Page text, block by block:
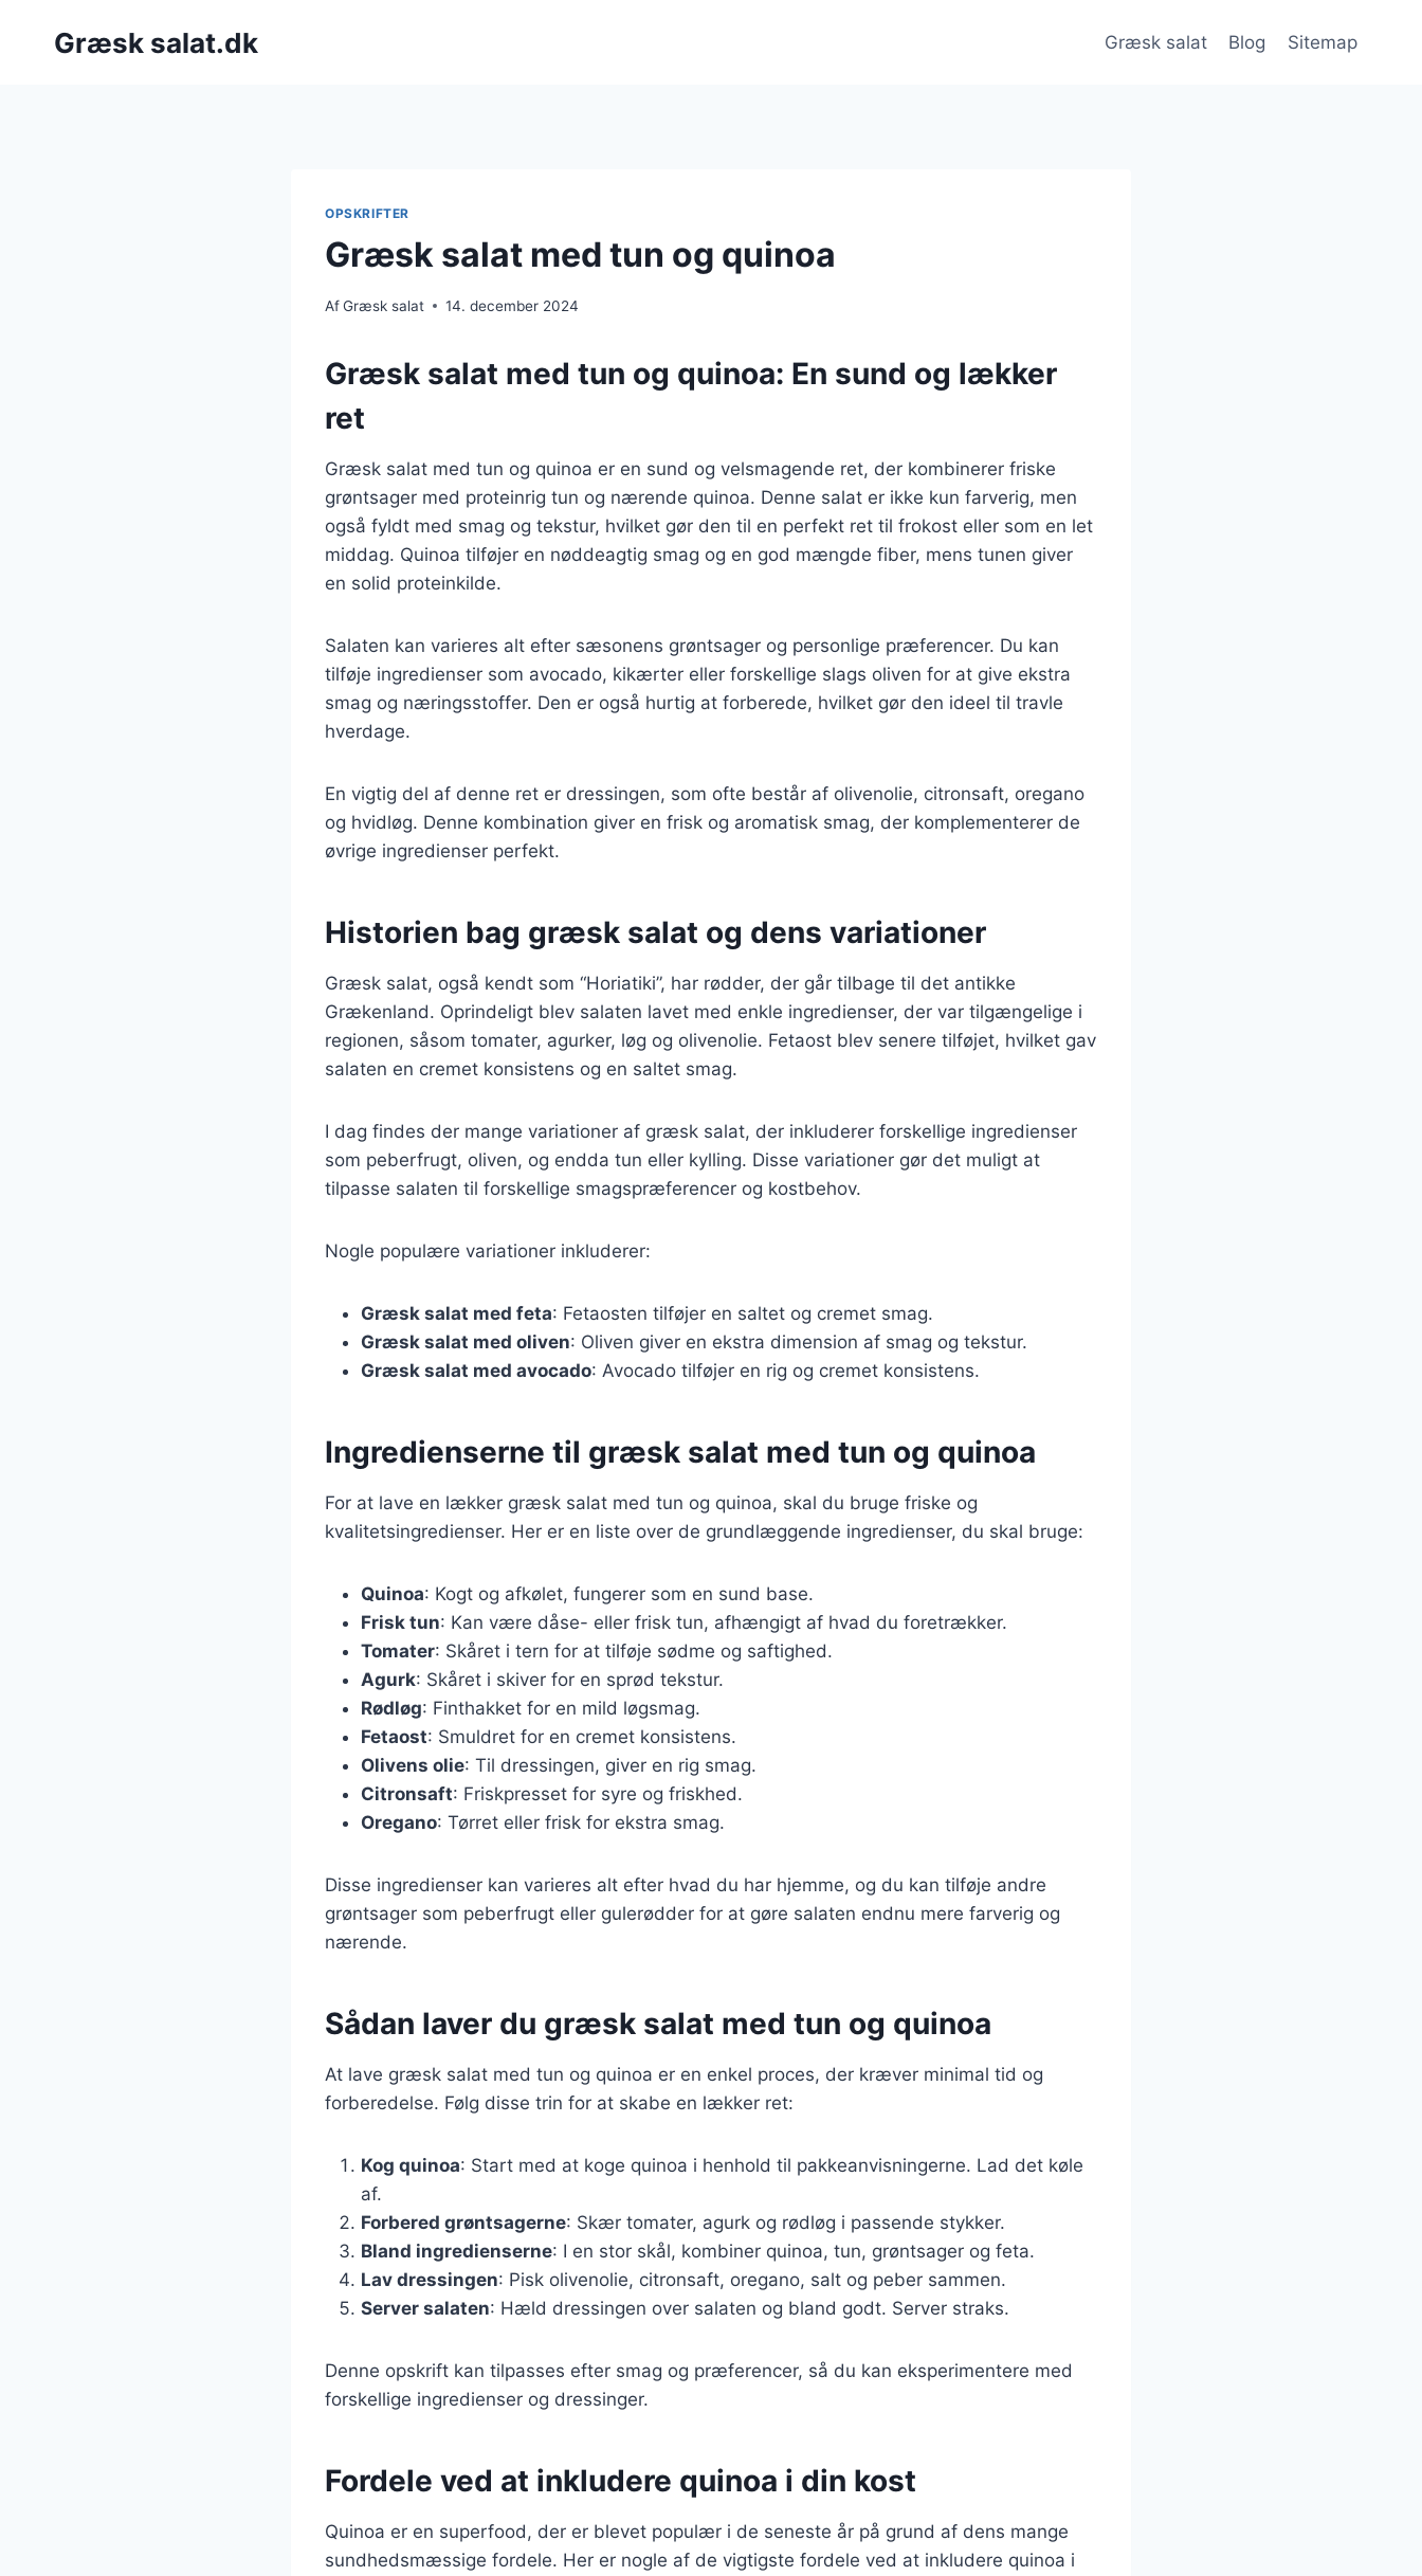
Græsk salat.dk Græsk salat Blog Sitemap
OPSKRIFTER
Græsk salat med tun og quinoa
AfGræsk salat 14. december 2024
Græsk salat med tun og quinoa: En sund og lækker
ret
Græsk salat med tun og quinoa er en sund og velsmagende ret, der kombinerer friske
grøntsager med proteinrig tun og nærende quinoa. Denne salat er ikke kun farverig, men
også fyldt med smag og tekstur, hvilket gør den til en perfekt ret til frokost eller som en let
middag. Quinoa tilføjer en nøddeagtig smag og en god mængde fiber, mens tunen giver
en solid proteinkilde.
Salaten kan varieres alt efter sæsonens grøntsager og personlige præferencer. Du kan
tilføje ingredienser som avocado, kikærter eller forskellige slags oliven for at give ekstra
smag og næringsstoffer. Den er også hurtig at forberede, hvilket gør den ideel til travle
hverdage.
En vigtig del af denne ret er dressingen, som ofte består af olivenolie, citronsaft, oregano
og hvidløg. Denne kombination giver en frisk og aromatisk smag, der komplementerer de
øvrige ingredienser perfekt.
Historien bag græsk salat og dens variationer
Græsk salat, også kendt som “Horiatiki”, har rødder, der går tilbage til det antikke
Grækenland. Oprindeligt blev salaten lavet med enkle ingredienser, der var tilgængelige i
regionen, såsom tomater, agurker, løg og olivenolie. Fetaost blev senere tilføjet, hvilket gav
salaten en cremet konsistens og en saltet smag.
I dag findes der mange variationer af græsk salat, der inkluderer forskellige ingredienser
som peberfrugt, oliven, og endda tun eller kylling. Disse variationer gør det muligt at
tilpasse salaten til forskellige smagspræferencer og kostbehov.
Nogle populære variationer inkluderer:
Græsk salat med feta: Fetaosten tilføjer en saltet og cremet smag.
Græsk salat med oliven: Oliven giver en ekstra dimension af smag og tekstur.
Græsk salat med avocado: Avocado tilføjer en rig og cremet konsistens.
Ingredienserne til græsk salat med tun og quinoa
For at lave en lækker græsk salat med tun og quinoa, skal du bruge friske og
kvalitetsingredienser. Her er en liste over de grundlæggende ingredienser, du skal bruge:
Quinoa: Kogt og afkølet, fungerer som en sund base.
Frisk tun: Kan være dåse- eller frisk tun, afhængigt af hvad du foretrækker.
Tomater: Skåret i tern for at tilføje sødme og saftighed.
Agurk: Skåret i skiver for en sprød tekstur.
Rødløg: Finthakket for en mild løgsmag.
Fetaost: Smuldret for en cremet konsistens.
Olivens olie: Til dressingen, giver en rig smag.
Citronsaft: Friskpresset for syre og friskhed.
Oregano: Tørret eller frisk for ekstra smag.
Disse ingredienser kan varieres alt efter hvad du har hjemme, og du kan tilføje andre
grøntsager som peberfrugt eller gulerødder for at gøre salaten endnu mere farverig og
nærende.
Sådan laver du græsk salat med tun og quinoa
At lave græsk salat med tun og quinoa er en enkel proces, der kræver minimal tid og
forberedelse. Følg disse trin for at skabe en lækker ret:
Kog quinoa: Start med at koge quinoa i henhold til pakkeanvisningerne. Lad det køle
af.
Forbered grøntsagerne: Skær tomater, agurk og rødløg i passende stykker.
Bland ingredienserne: I en stor skål, kombiner quinoa, tun, grøntsager og feta.
Lav dressingen: Pisk olivenolie, citronsaft, oregano, salt og peber sammen.
Server salaten: Hæld dressingen over salaten og bland godt. Server straks.
Denne opskrift kan tilpasses efter smag og præferencer, så du kan eksperimentere med
forskellige ingredienser og dressinger.
Fordele ved at inkludere quinoa i din kost
Quinoa er en superfood, der er blevet populær i de seneste år på grund af dens mange
sundhedsmæssige fordele. Her er nogle af de vigtigste fordele ved at inkludere quinoa i